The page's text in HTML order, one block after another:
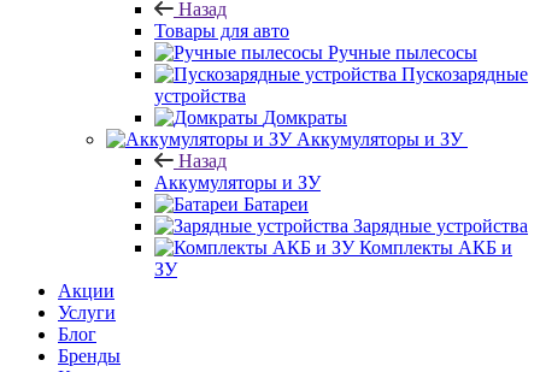
Назад
Товары для авто
Ручные пылесосы
Пускозарядные
устройства
Домкраты
Аккумуляторы и ЗУ
Назад
Аккумуляторы и ЗУ
Батареи
Зарядные устройства
Комплекты АКБ и
ЗУ
Акции
Услуги
Блог
Бренды